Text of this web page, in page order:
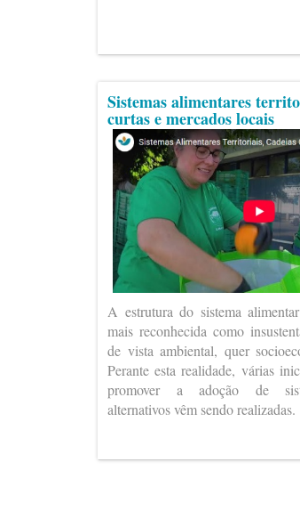
Sistemas alimentares
curtas e mercados locais
A estrutura do sistema
mais reconhecida como
de vista ambiental, quer
Perante esta realidade, várias
promover a adoção de
alternativos vêm sendo realizadas.